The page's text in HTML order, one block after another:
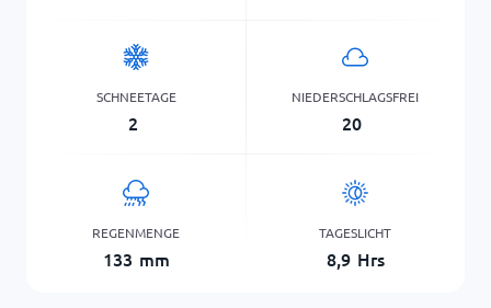
SCHNEETAGE
2
NIEDERSCHLAGSFREI
20
REGENMENGE
133 mm
TAGESLICHT
8,9 Hrs